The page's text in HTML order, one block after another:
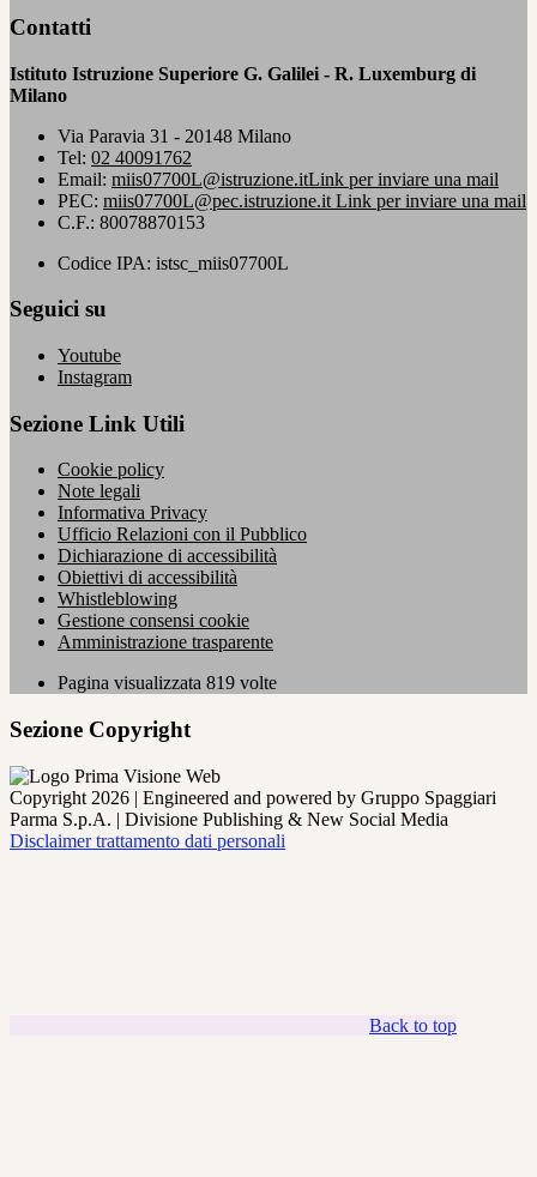
Contatti
Istituto Istruzione Superiore G. Galilei - R. Luxemburg di
Milano
Via Paravia 31 - 20148 Milano
Tel: 02 40091762
Email: miis07700L@istruzione.itLink per inviare una mail
PEC: miis07700L@pec.istruzione.it Link per inviare una mail
C.F.: 80078870153
Codice IPA: istsc_miis07700L
Seguici su
Youtube
Instagram
Sezione Link Utili
Cookie policy
Note legali
Informativa Privacy
Ufficio Relazioni con il Pubblico
Dichiarazione di accessibilità
Obiettivi di accessibilità
Whistleblowing
Gestione consensi cookie
Amministrazione trasparente
Pagina visualizzata 819 volte
Sezione Copyright
Copyright 2026 | Engineered and powered by Gruppo Spaggiari
Parma S.p.A. | Divisione Publishing & New Social Media
Disclaimer trattamento dati personali
Back to top